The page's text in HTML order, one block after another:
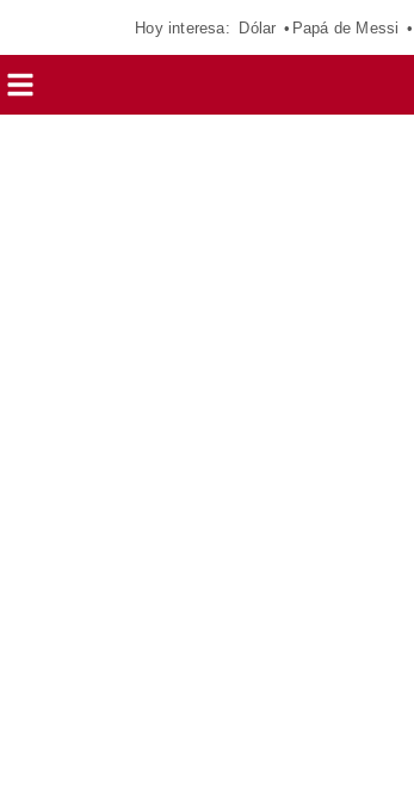
Hoy interesa: Dólar Papá de Messi